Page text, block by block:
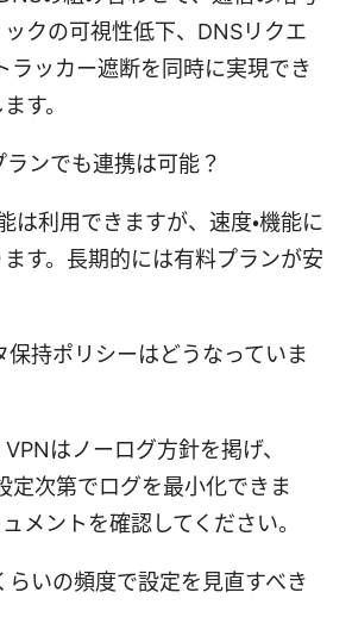
クの可視性低下、DNSリクエ
ラッカー遮断を同時に実現でき
す。
ンでも連携は可能？
は利用できますが、速度・機能に
す。長期的には有料プランが安
保持ポリシーはどうなっていま
はノーログ方針を掲げ、
定次第でログを最小化できま
メントを確認してください。
らいの頻度で設定を見直すべき